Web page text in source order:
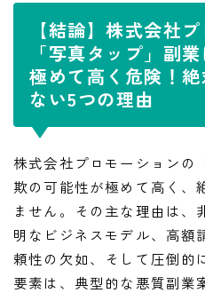
【結論】株式会社
「写真タップ」副
極めて高く危険！
ない5つの理由
株式会社プロモーションの
欺の可能性が極めて高く、
ません。その主な理由は、
明なビジネスモデル、高額
頼性の欠如、そして圧倒的
要素は、典型的な悪質副業